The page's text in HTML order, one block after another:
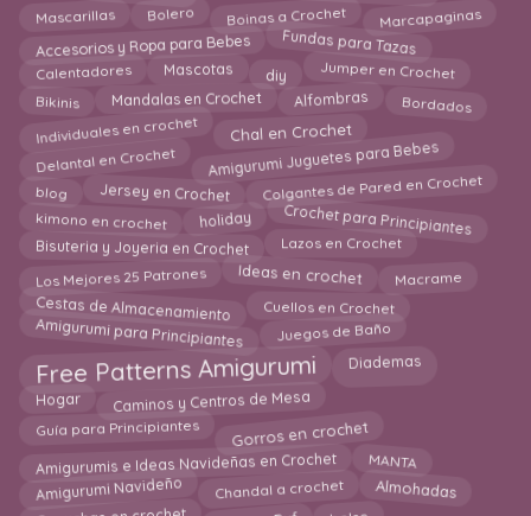
Mascarillas Bolero Boinas a Crochet Marcapaginas
Accesorios y Ropa para Bebes Fundas para Tazas
Calentadores Mascotas diy Jumper en Crochet
Bikinis Mandalas en Crochet Alfombras Bordados
Individuales en crochet Chal en Crochet
Delantal en Crochet Amigurumi Juguetes para Bebes
blog Jersey en Crochet Colgantes de Pared en Crochet
kimono en crochet holiday Crochet para Principiantes
Bisuteria y Joyeria en Crochet Lazos en Crochet
Los Mejores 25 Patrones Ideas en crochet Macrame
Cestas de Almacenamiento Cuellos en Crochet
Amigurumi para Principiantes Juegos de Baño
Free Patterns Amigurumi Diademas
Hogar Caminos y Centros de Mesa
Guía para Principiantes Gorros en crochet
Amigurumis e Ideas Navideñas en Crochet MANTA
Amigurumi Navideño Chandal a crochet Almohadas